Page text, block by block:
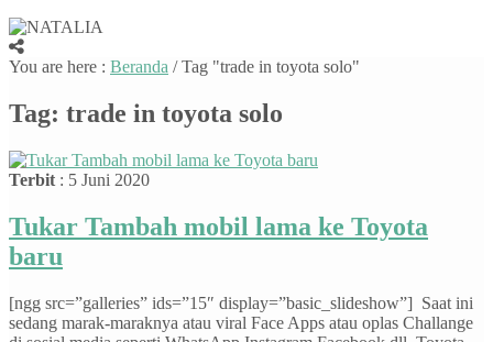
You are here : Beranda /Tag "trade in toyota solo"
Tag: trade in toyota solo
Terbit : 5 Juni 2020
Tukar Tambah mobil lama ke Toyota
baru
[ngg src=”galleries” ids=”15″ display=”basic_slideshow”] Saat ini
sedang marak-maraknya atau viral Face Apps atau oplas Challange